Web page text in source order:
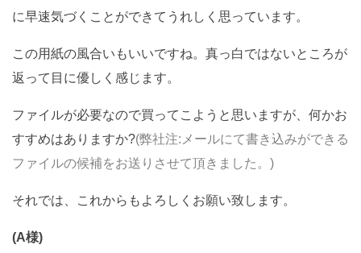
に早速気づくことができてうれしく思っています。
この用紙の風合いもいいですね。真っ白ではないところが
返って目に優しく感じます。
ファイルが必要なので買ってこようと思いますが、何かお
すすめはありますか?(弊社注:メールにて書き込みができる
ファイルの候補をお送りさせて頂きました。)
それでは、これからもよろしくお願い致します。
(A様)